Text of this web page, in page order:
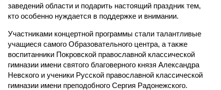
заведений области и подарить настоящий праздник тем,
кто особенно нуждается в поддержке и внимании.
Участниками концертной программы стали талантливые
учащиеся самого Образовательного центра, а также
воспитанники Покровской православной классической
гимназии имени святого благоверного князя Александра
Невского и ученики Русской православной классической
гимназии имени преподобного Сергия Радонежского.